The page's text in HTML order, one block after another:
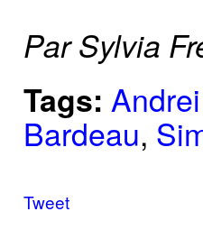
Par Sylvia
Tags:
Bardeau,
Tweet